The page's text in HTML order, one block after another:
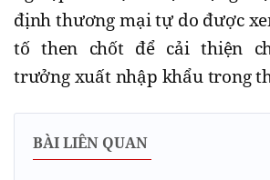
định thương mại tự do được
tố then chốt để cải thiện
trưởng xuất nhập khẩu trong
BÀI LIÊN QUAN